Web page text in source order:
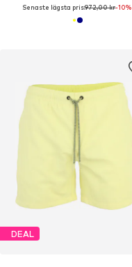
Senaste lägsta pris:972,00 kr-10%
DEAL